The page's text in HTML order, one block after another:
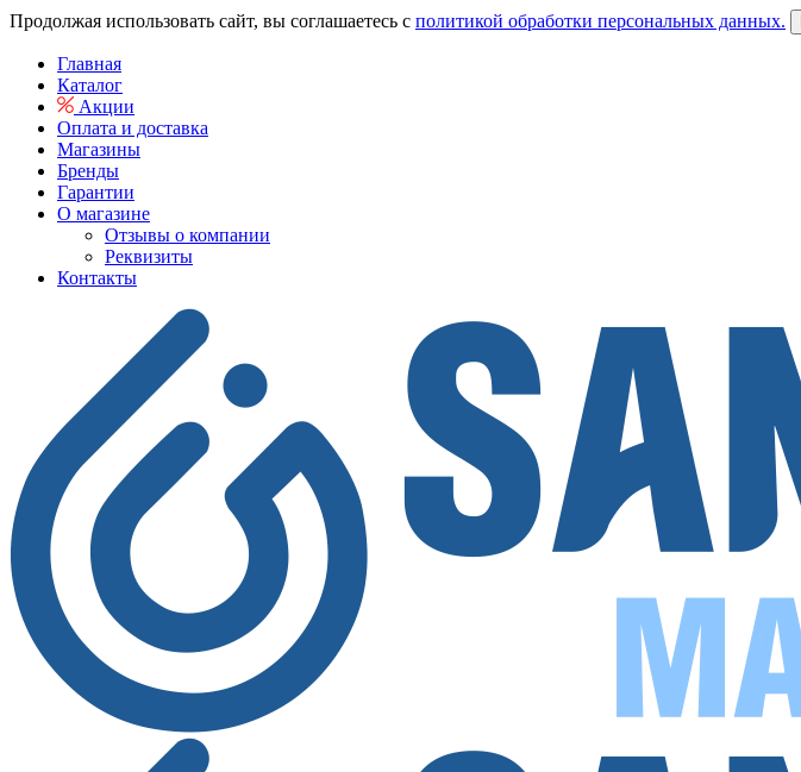
Продолжая использовать сайт, вы соглашаетесь с политикой обработки персональных данных.
Главная
Каталог
Акции
Оплата и доставка
Магазины
Бренды
Гарантии
О магазине
Отзывы о компании
Реквизиты
Контакты